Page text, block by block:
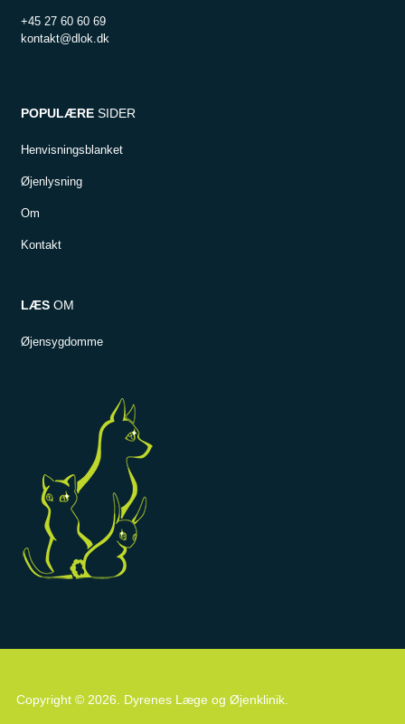
+45 27 60 60 69
kontakt@dlok.dk
POPULÆRE SIDER
Henvisningsblanket
Øjenlysning
Om
Kontakt
LÆS OM
Øjensygdomme
Copyright © 2026. Dyrenes Læge og Øjenklinik.